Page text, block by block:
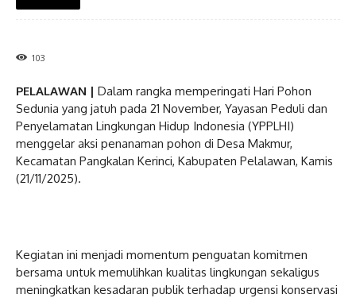
103
PELALAWAN | Dalam rangka memperingati Hari Pohon
Sedunia yang jatuh pada 21 November, Yayasan Peduli dan
Penyelamatan Lingkungan Hidup Indonesia (YPPLHI)
menggelar aksi penanaman pohon di Desa Makmur,
Kecamatan Pangkalan Kerinci, Kabupaten Pelalawan, Kamis
(21/11/2025).
Kegiatan ini menjadi momentum penguatan komitmen
bersama untuk memulihkan kualitas lingkungan sekaligus
meningkatkan kesadaran publik terhadap urgensi konservasi